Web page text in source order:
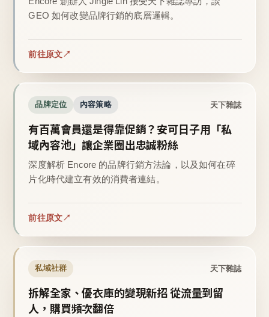
GEO 如何改變品牌行銷的底層邏輯。
前往原文
品牌定位 內容策略 天下雜誌
有百萬會員還是得靠促銷？安可日子用「私
域內容池」讓企業圈出忠誠粉絲
深度解析 Encore 的品牌行銷方法論，以及如何在碎
片化時代建立有效的消費者連結。
前往原文
私域社群 天下雜誌
拆解全家、優衣庫的變現新招 從流量到留
人，購買頻次翻倍